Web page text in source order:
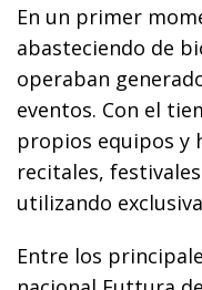
En un primer
abasteciendo de
operaban
eventos. Con el
propios equipos y
recitales,
utilizando
Entre los